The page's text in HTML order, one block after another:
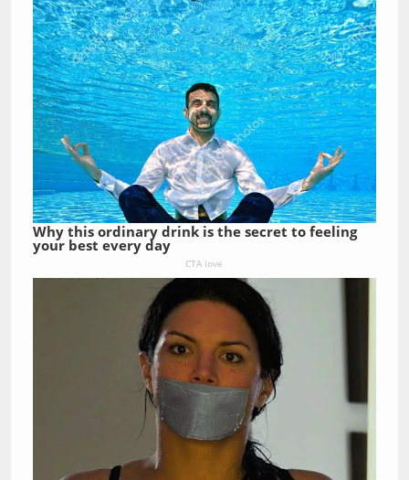
Why this ordinary drink is the secret to feeling
your best every day
CTA love